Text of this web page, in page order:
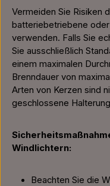
Vermeiden Sie Risiken
batteriebetriebene
verwenden. Falls Sie
Sie ausschließlich
einem maximalen
Brenndauer von
Arten von Kerzen sind
geschlossene
Windlichtern:
Beachten Sie die